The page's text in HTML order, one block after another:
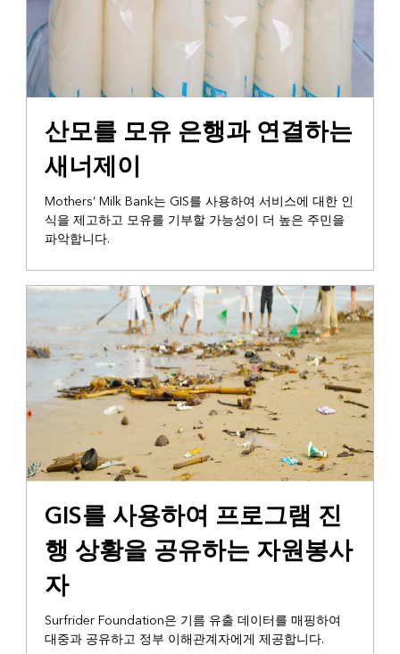
인사이트 제공
산모를 모유 은행과 연결하는
새너제이
Mothers’ Milk Bank는 GIS를 사용하여 서비스에 대한 인
식을 제고하고 모유를 기부할 가능성이 더 높은 주민을
파악합니다.
GIS를 사용하여 프로그램 진
행 상황을 공유하는 자원봉사
자
Surfrider Foundation은 기름 유출 데이터를 매핑하여
대중과 공유하고 정부 이해관계자에게 제공합니다.